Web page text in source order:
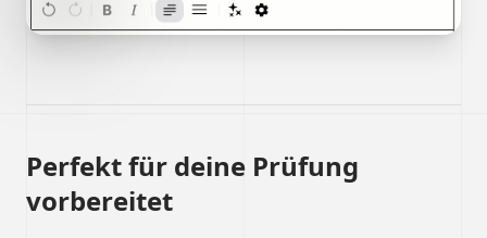
Perfekt für deine Prüfung
vorbereitet